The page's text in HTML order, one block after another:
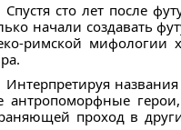
Спустя сто лет после
начали создавать
римской мифологии
Интерпретируя
антропоморфные
проход в